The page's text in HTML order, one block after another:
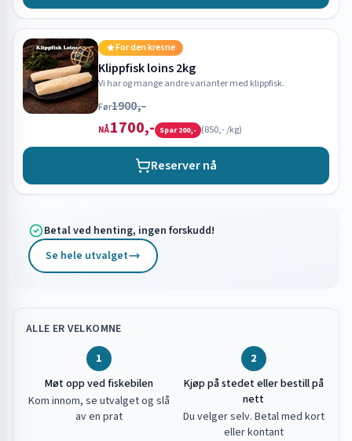
For den kresne
Klippfisk loins 2kg
Vi har og mange andre varianter med klippfisk.
Før1900,-
NÅ1700,- Spar200,- (850,-/kg)
Reserver nå
Betal ved henting, ingen forskudd!
Se hele utvalget
ALLE ER VELKOMNE
1
Møt opp ved fiskebilen
Kom innom, se utvalget og slå
av en prat
2
Kjøp på stedet eller bestill på
nett
Du velger selv. Betal med kort
eller kontant